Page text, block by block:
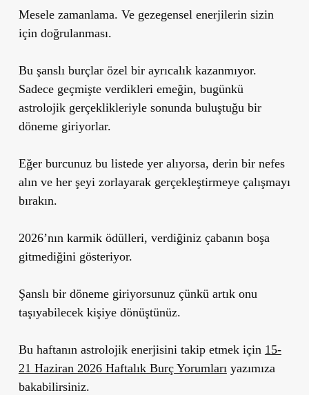
Mesele zamanlama. Ve gezegensel enerjilerin sizin
için doğrulanması.
Bu şanslı burçlar özel bir ayrıcalık kazanmıyor.
Sadece geçmişte verdikleri emeğin, bugünkü
astrolojik gerçeklikleriyle sonunda buluştuğu bir
döneme giriyorlar.
Eğer burcunuz bu listede yer alıyorsa, derin bir nefes
alın ve her şeyi zorlayarak gerçekleştirmeye çalışmayı
bırakın.
2026’nın karmik ödülleri, verdiğiniz çabanın boşa
gitmediğini gösteriyor.
Şanslı bir döneme giriyorsunuz çünkü artık onu
taşıyabilecek kişiye dönüştünüz.
Bu haftanın astrolojik enerjisini takip etmek için 15-
21 Haziran 2026 Haftalık Burç Yorumlarıyazımıza
bakabilirsiniz.